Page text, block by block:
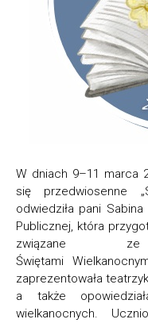
W dniach 9–11 marca
się przedwiosenne
odwiedziła pani
Publicznej, która
związane
Świętami
zaprezentowała
a także
wielkanocnych.